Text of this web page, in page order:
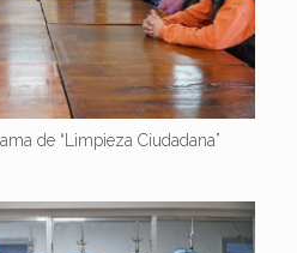
de “Limpieza Ciudadana”